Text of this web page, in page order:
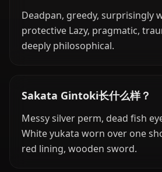
Deadpan, greedy, surprisingly
protective Lazy, pragmatic,
deeply philosophical.
Sakata Gintoki长什么样？
Messy silver perm, dead fish
White yukata worn over one
red lining, wooden sword.